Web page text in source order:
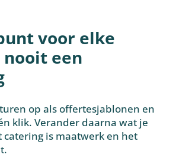
voor elke
een
op als offertesjablonen en
klik. Verander daarna wat je
is maatwerk en het